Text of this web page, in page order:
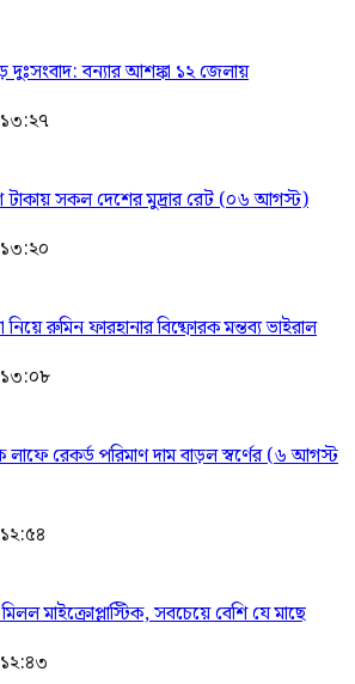
দুঃসংবাদ: বন্যার আশঙ্কা ১২ জেলায়
টাকায় সকল দেশের মুদ্রার রেট (০৬ আগস্ট)
রুমিন ফারহানার বিষ্ফোরক মন্তব্য ভাইরাল
রেকর্ড পরিমাণ দাম বাড়ল স্বর্ণের (৬ আগস্ট
মাইক্রোপ্লাস্টিক, সবচেয়ে বেশি যে মাছে